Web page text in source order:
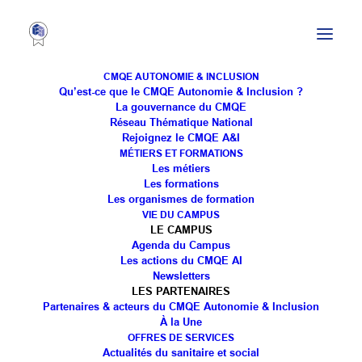
CMQE AUTONOMIE & INCLUSION
Qu’est-ce que le CMQE Autonomie & Inclusion ?
La gouvernance du CMQE
Réseau Thématique National
Rejoignez le CMQE A&I
MÉTIERS ET FORMATIONS
Les métiers
Les formations
Les organismes de formation
VIE DU CAMPUS
LE CAMPUS
Agenda du Campus
Les actions du CMQE AI
Newsletters
LES PARTENAIRES
Partenaires & acteurs du CMQE Autonomie & Inclusion
À la Une
OFFRES DE SERVICES
Actualités du sanitaire et social
[Congrès Unapei]
L’AEIM soutien l’ Unapeipour défendre les droits des
personnes en situation de handicap et participe à
faire changer les choses.
, Président de l’Unapei a interpellé
le gouvernement, en presence de Mme